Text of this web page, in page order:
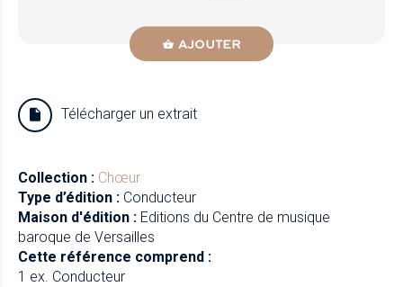
AJOUTER
Télécharger un extrait
Collection : Chœur
Type d’édition : Conducteur
Maison d'édition : Editions du Centre de musique
baroque de Versailles
Cette référence comprend :
1 ex. Conducteur